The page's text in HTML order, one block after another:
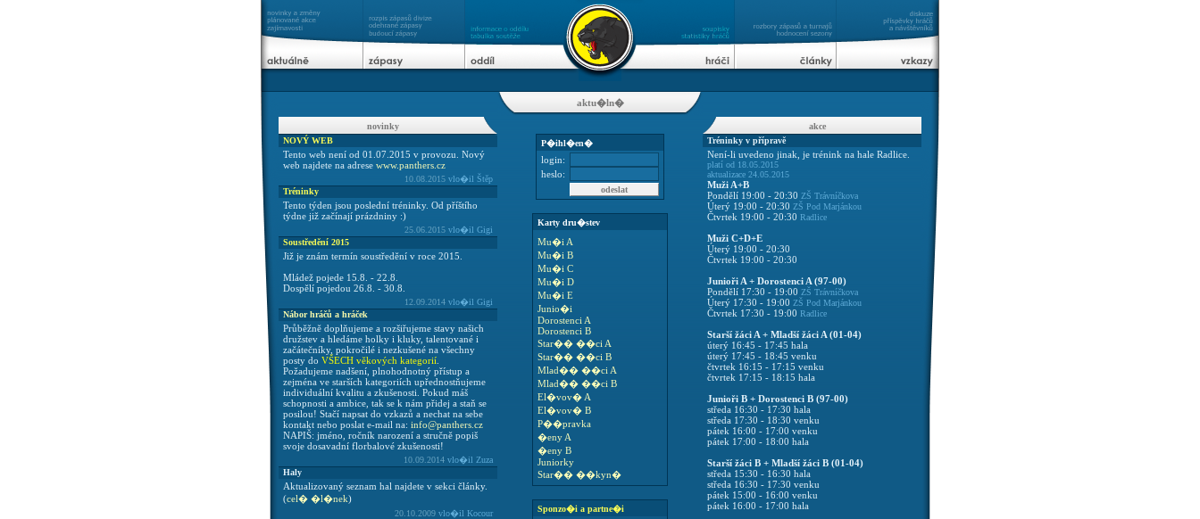
aktu�ln�
novinky
NOVÝ WEB
Tento web není od 01.07.2015 v provozu. Nový
web najdete na adrese www.panthers.cz
10.08.2015 vlo�il Štěp
Tréninky
Tento týden jsou poslední tréninky. Od příštího
týdne již začínají prázdniny :)
25.06.2015 vlo�il Gigi
Soustředění 2015
Již je znám termín soustředění v roce 2015.
Mládež pojede 15.8. - 22.8.
Dospělí pojedou 26.8. - 30.8.
12.09.2014 vlo�il Gigi
Nábor hráčů a hráček
Průběžně doplňujeme a rozšiřujeme stavy našich
družstev a hledáme holky i kluky, talentované i
začátečníky, pokročilé i nezkušené na všechny
posty do VŠECH věkových kategorií
Požadujeme nadšení, plnohodnotný přístup a
zejména ve starších kategoriích upřednostňujeme
individuální kvalitu a zkušenosti. Pokud máš
schopnosti a ambice, tak se k nám přidej a staň se
posilou! Stačí napsat do vzkazů a nechat na sebe
kontakt nebo poslat e-mail na: info@panthers.cz
NAPIŠ: jméno, ročník narození a stručně popiš
svoje dosavadní florbalové zkušenosti!
10.09.2014 vlo�il Zuza
Haly
Aktualizovaný seznam hal najdete v sekci články.
(cel� �l�nek)
20.10.2009 vlo�il Kocour
P�ihl�en�
login:
heslo:
Karty dru�stev
Mu�i A
Mu�i B
Mu�i C
Mu�i D
Mu�i E
Junio�i
Dorostenci A
Dorostenci B
Star�� ��ci A
Star�� ��ci B
Mlad�� ��ci A
Mlad�� ��ci B
El�vov� A
El�vov� B
P��pravka
�eny A
�eny B
Juniorky
Star�� ��kyn�
Sponzo�i a partne�i
akce
Tréninky v přípravě
Není-li uvedeno jinak, je trénink na hale Radlice.
platí od 18.05.2015
aktualizace 24.05.2015
Muži A+B
Pondělí 19:00 - 20:30 ZŠ Trávníčkova
Úterý 19:00 - 20:30 ZŠ Pod Marjánkou
Čtvrtek 19:00 - 20:30 Radlice
Muži C+D+E
Úterý 19:00 - 20:30
Čtvrtek 19:00 - 20:30
Junioři A + Dorostenci A (97-00)
Pondělí 17:30 - 19:00 ZŠ Trávníčkova
Úterý 17:30 - 19:00 ZŠ Pod Marjánkou
Čtvrtek 17:30 - 19:00 Radlice
Starší žáci A + Mladší žáci A (01-04)
úterý 16:45 - 17:45 hala
úterý 17:45 - 18:45 venku
čtvrtek 16:15 - 17:15 venku
čtvrtek 17:15 - 18:15 hala
Junioři B + Dorostenci B (97-00)
středa 16:30 - 17:30 hala
středa 17:30 - 18:30 venku
pátek 16:00 - 17:00 venku
pátek 17:00 - 18:00 hala
Starší žáci B + Mladší žáci B (01-04)
středa 15:30 - 16:30 hala
středa 16:30 - 17:30 venku
pátek 15:00 - 16:00 venku
pátek 16:00 - 17:00 hala